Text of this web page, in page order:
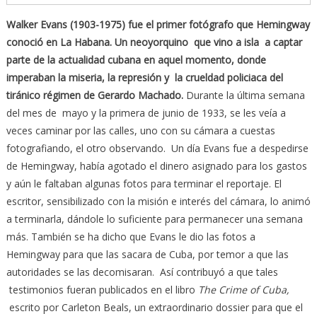
Walker Evans (1903-1975) fue el primer fotógrafo que Hemingway
conoció en La Habana. Un neoyorquino que vino a isla a captar
parte de la actualidad cubana en aquel momento, donde
imperaban la miseria, la represión y la crueldad policiaca del
tiránico régimen de Gerardo Machado.Durante la última semana
del mes de mayo y la primera de junio de 1933, se les veía a
veces caminar por las calles, uno con su cámara a cuestas
fotografiando, el otro observando. Un día Evans fue a despedirse
de Hemingway, había agotado el dinero asignado para los gastos
y aún le faltaban algunas fotos para terminar el reportaje. El
escritor, sensibilizado con la misión e interés del cámara, lo animó
a terminarla, dándole lo suficiente para permanecer una semana
más. También se ha dicho que Evans le dio las fotos a
Hemingway para que las sacara de Cuba, por temor a que las
autoridades se las decomisaran. Así contribuyó a que tales
testimonios fueran publicados en el libro The Crime of Cuba,
escrito por Carleton Beals, un extraordinario dossier para que el